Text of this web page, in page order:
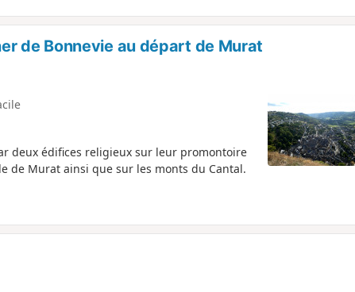
de Bonnevie au départ de Murat
deux édifices religieux sur leur promontoire
de Murat ainsi que sur les monts du Cantal.